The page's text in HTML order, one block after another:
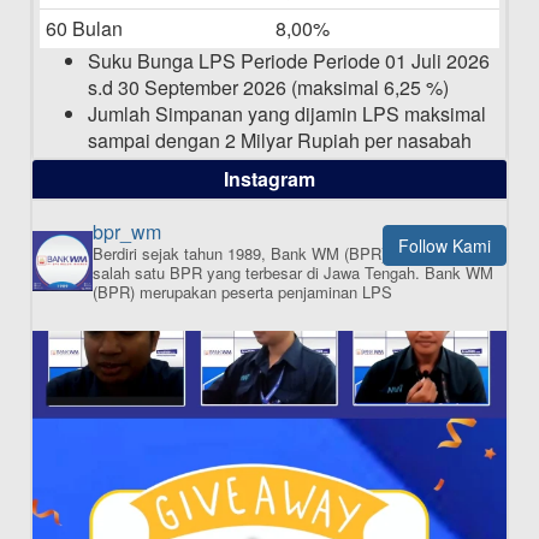
Pengumuman Nama Baru Perusahaan
60 Bulan
8,00%
Suku Bunga LPS Periode Periode 01 Juli 2026
s.d 30 September 2026 (maksimal 6,25 %)
Jumlah Simpanan yang dijamin LPS maksimal
sampai dengan 2 Milyar Rupiah per nasabah
dalam satu bank
ISI APLIKASI SEKARANG
Instagram
Follow Kami
bpr_wm
Berdiri sejak tahun 1989, Bank WM (BPR) merupakan
salah satu BPR yang terbesar di Jawa Tengah.Bank WM
(BPR) merupakan peserta penjaminan LPS